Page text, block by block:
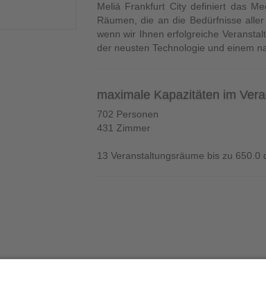
Meliá Frankfurt City definiert das
Räumen, die an die Bedürfnisse
wenn wir Ihnen erfolgreiche
der neusten Technologie und einem
maximale Kapazitäten im
702 Personen
431 Zimmer
13 Veranstaltungsräume bis zu 650.0